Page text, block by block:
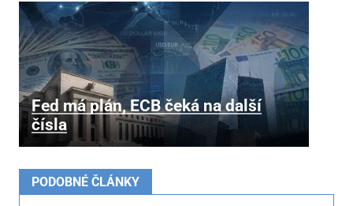
Fed má plán, ECB čeká na další
čísla
PODOBNÉ ČLÁNKY